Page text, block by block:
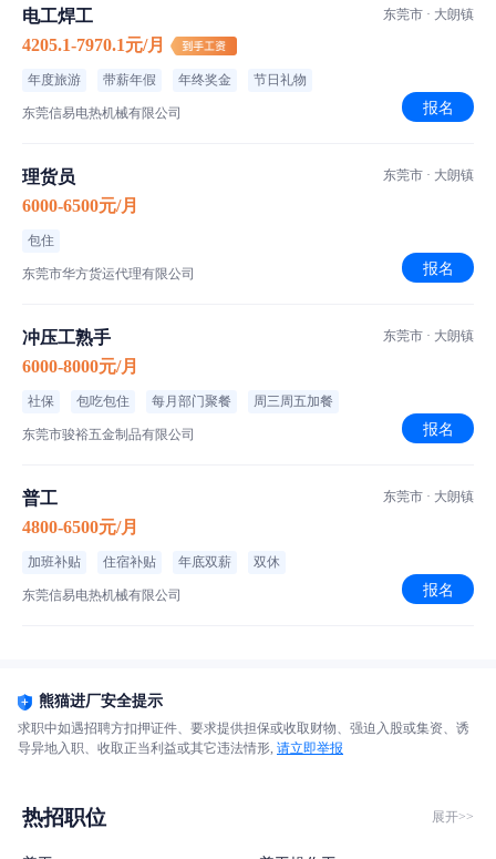
电工焊工
4205.1-7970.1元/月
年度旅游 带薪年假 年终奖金 节日礼物
东莞信易电热机械有限公司
东莞市 · 大朗镇
报名
理货员
6000-6500元/月
包住
东莞市华方货运代理有限公司
东莞市 · 大朗镇
报名
冲压工熟手
6000-8000元/月
社保 包吃包住 每月部门聚餐 周三周五加餐
东莞市骏裕五金制品有限公司
东莞市 · 大朗镇
报名
普工
4800-6500元/月
加班补贴 住宿补贴 年底双薪 双休
东莞信易电热机械有限公司
东莞市 · 大朗镇
报名
熊猫进厂安全提示
求职中如遇招聘方扣押证件、要求提供担保或收取财物、强迫入股或集资、诱
导异地入职、收取正当利益或其它违法情形, 请立即举报
热招职位 展开>>